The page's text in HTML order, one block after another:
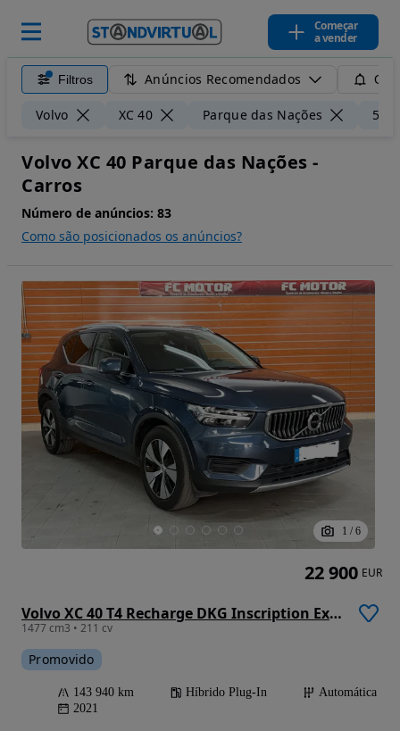
Começar
a vender
Filtros Anúncios Recomendados
Volvo XC 40 Parque das Nações 50
Volvo XC 40 Parque das Nações -
Carros
Número de anúncios: 83
Como são posicionados os anúncios?
1 / 6
Volvo XC 40 T4 Recharge DKG Inscription Expression
1477 cm3 • 211 cv
Promovido
143 940 km Híbrido Plug-In
Automática
2021
22 900 EUR